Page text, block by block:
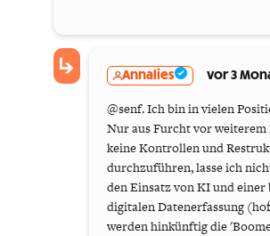
Annalies vor 3
@senf. Ich bin in vielen
Nur aus Furcht vor
keine Kontrollen und
durchzuführen, lasse ich
den Einsatz von KI und einer
digitalen Datenerfassung
werden hinkünftig die